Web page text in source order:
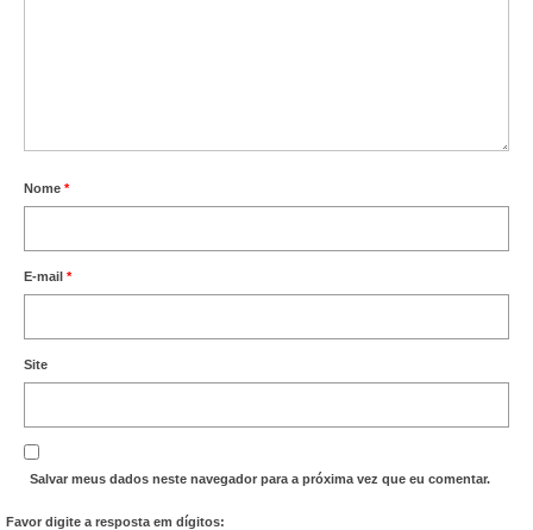
Nome *
E-mail *
Site
Salvar meus dados neste navegador para a próxima vez que eu comentar.
Favor digite a resposta em dígitos: